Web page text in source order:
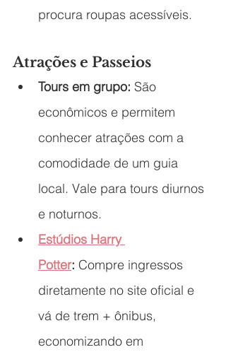
procura roupas acessíveis.
Atrações e Passeios
Tours em grupo: São
econômicos e permitem
conhecer atrações com a
comodidade de um guia
local. Vale para tours diurnos
e noturnos.
Estúdios Harry
Potter: Compre ingressos
diretamente no site oficial e
vá de trem + ônibus,
economizando em